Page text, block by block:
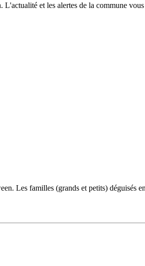
et les alertes de la commune
Les familles (grands et petits) déguisés